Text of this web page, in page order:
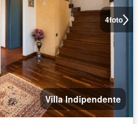
4foto
Villa Indipendente